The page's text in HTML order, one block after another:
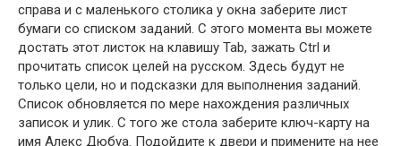
справа и с маленького столика у окна заберите лист
бумаги со списком заданий. С этого момента вы можете
достать этот листок на клавишу Tab, зажать Ctrl и
прочитать список целей на русском. Здесь будут не
только цели, но и подсказки для выполнения заданий.
Список обновляется по мере нахождения различных
записок и улик. С того же стола заберите ключ-карту на
имя Алекс Дюбуа. Подойдите к двери и примените на нее